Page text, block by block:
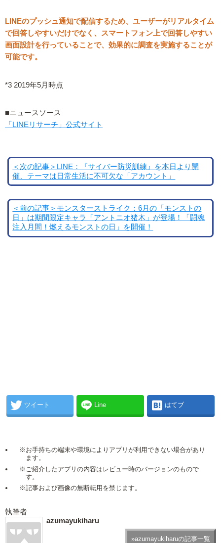
LINEのプッシュ通知で配信するため、ユーザーがリアルタイム
で回答しやすいだけでなく、スマートフォン上で回答しやすい
画面設計を行っていることで、効果的に調査を実施することが
可能です。
*3 2019年5月時点
■ニュースソース
「LINEリサーチ」公式サイト
＜次の記事＞LINE：『サイバー防災訓練』を本日より開
催、テーマは日常生活に不可欠な「アカウント」
＜前の記事＞モンスターストライク：6月の「モンストの
日」は期間限定キャラ「アントニオ猪木」が登場！「闘魂
注入月間！燃えるモンストの日」を開催！
ツイート Line はてブ
※お手持ちの端末や環境によりアプリが利用できない場合があり
ます。
※ご紹介したアプリの内容はレビュー時のバージョンのもので
す。
※記事および画像の無断転用を禁じます。
執筆者
azumayukiharu
»azumayukiharuの記事一覧